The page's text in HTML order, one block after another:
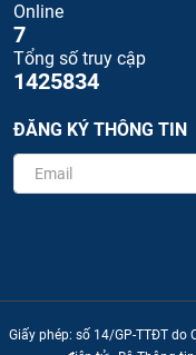
Online
7
Tổng số truy cập
1425834
ĐĂNG KÝ THÔNG TIN
Giấy phép: số 14/GP-TTĐT do